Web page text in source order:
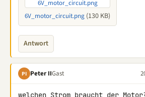
6V_motor_circuit.png (130 KB)
Antwort
PI Peter IIGast
welchen Strom braucht der